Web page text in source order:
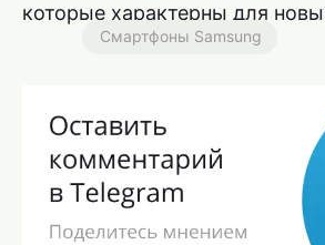
которые характерны для
Смартфоны Samsung